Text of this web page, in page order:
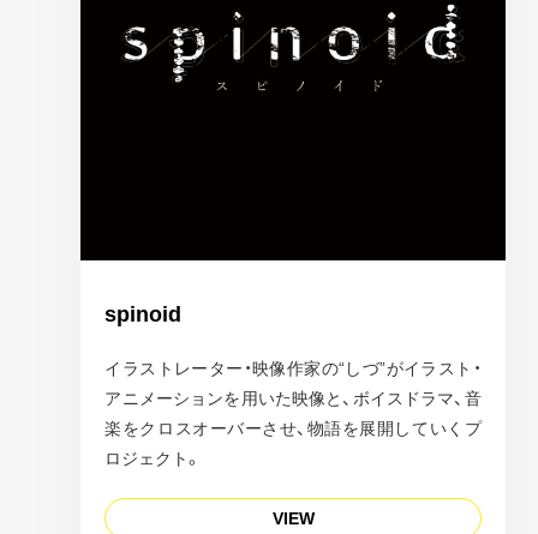
spinoid
イラストレーター・映像作家の“しづ”がイラスト・
アニメーションを用いた映像と、ボイスドラマ、音
楽をクロスオーバーさせ、物語を展開していくプ
ロジェクト。
VIEW